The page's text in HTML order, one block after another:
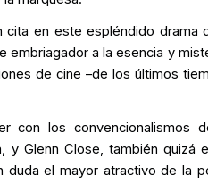
en este espléndido drama
a la esencia y
de cine –de los últimos
con los convencionalismos
y Glenn Close, también quizá
el mayor atractivo de la